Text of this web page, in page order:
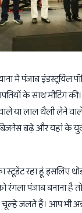
में पंजाब इंडस्ट्रयिल
के साथ मीटिंग
या लाल थैली लेने
बढ़े और यहां के
रहा हूं इसलिए
पंजाब बनाना है
जलते हैं। आप भी